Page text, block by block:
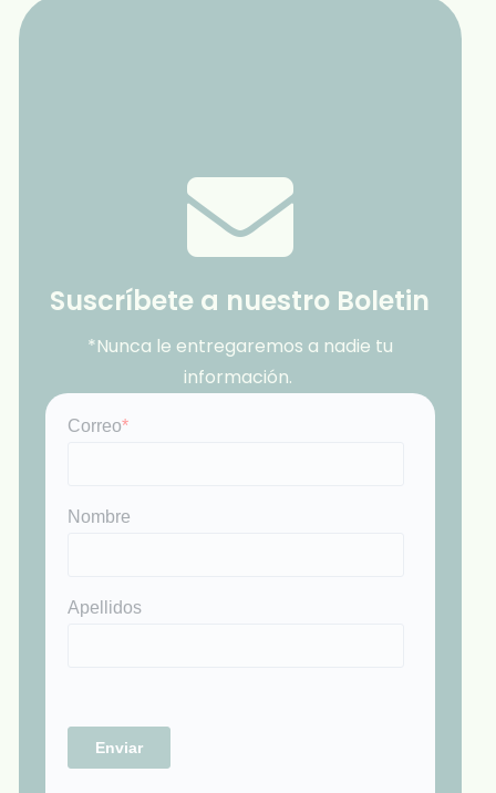
Suscríbete a nuestro Boletin
*Nunca le entregaremos a nadie tu
información.